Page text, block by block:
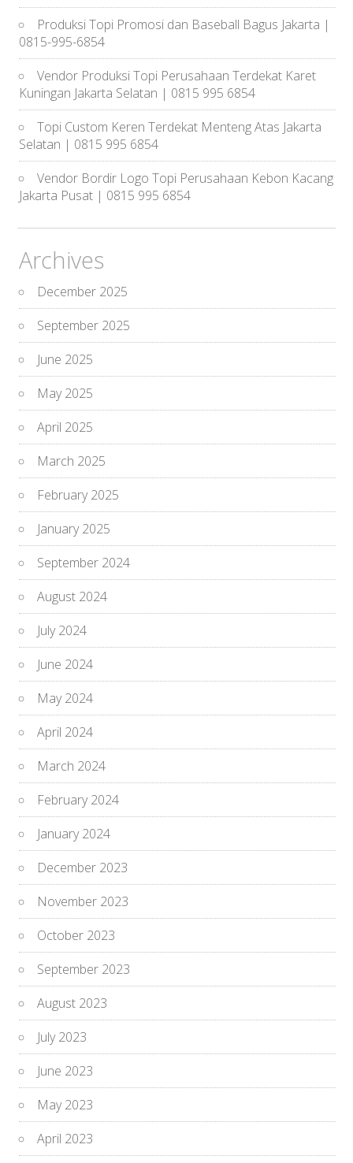
Produksi Topi Promosi dan Baseball Bagus Jakarta |
0815-995-6854
Vendor Produksi Topi Perusahaan Terdekat Karet
Kuningan Jakarta Selatan | 0815 995 6854
Topi Custom Keren Terdekat Menteng Atas Jakarta
Selatan | 0815 995 6854
Vendor Bordir Logo Topi Perusahaan Kebon Kacang
Jakarta Pusat | 0815 995 6854
Archives
December 2025
September 2025
June 2025
May 2025
April 2025
March 2025
February 2025
January 2025
September 2024
August 2024
July 2024
June 2024
May 2024
April 2024
March 2024
February 2024
January 2024
December 2023
November 2023
October 2023
September 2023
August 2023
July 2023
June 2023
May 2023
April 2023